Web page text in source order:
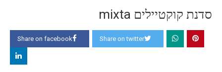
סדנת קוקטיילים mixta
Share on facebook Share on twitter